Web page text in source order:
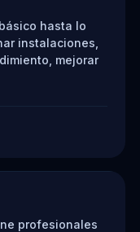
hasta lo
instalaciones,
mejorar
profesionales